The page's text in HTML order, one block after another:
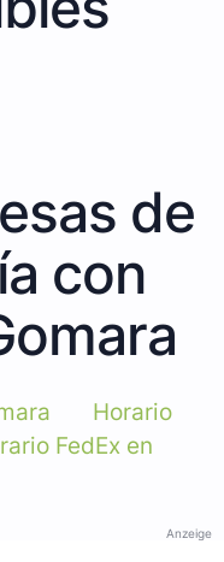
de
con
Horario
FedEx en
Anzeige